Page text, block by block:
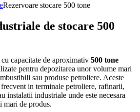
Rezervoare stocare 500 tone
de stocare 500
capacitate de aproximativ 500 tone
pentru depozitarea unor volume mari
sau produse petroliere. Aceste
in terminale petroliere, rafinarii,
instalatii industriale unde este necesara
mari de produs.